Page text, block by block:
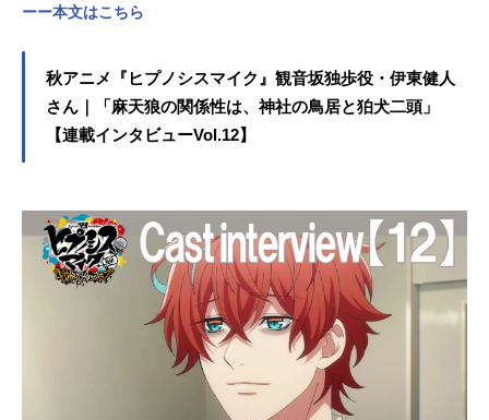
ーー本文はこちら
秋アニメ『ヒプノシスマイク』観音坂独歩役・伊東健人
さん｜「麻天狼の関係性は、神社の鳥居と狛犬二頭」
【連載インタビューVol.12】